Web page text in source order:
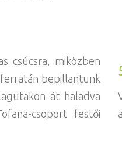
csúcsra, miközben
bepillantunk
át haladva
csoport festői